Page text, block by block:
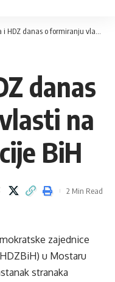
danas o formiranju vlasti na nivou Federacije BiH
danas
na
BiH
2 Min Read
zajednice
u Mostaru
stranaka